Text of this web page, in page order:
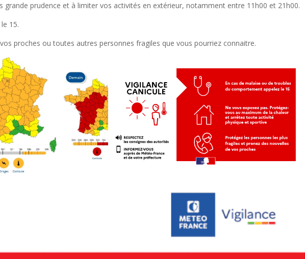
grande prudence et à limiter vos activités en extérieur, notamment entre 11h00 et 21h00.
15.
proches ou toutes autres personnes fragiles que vous pourriez connaitre.